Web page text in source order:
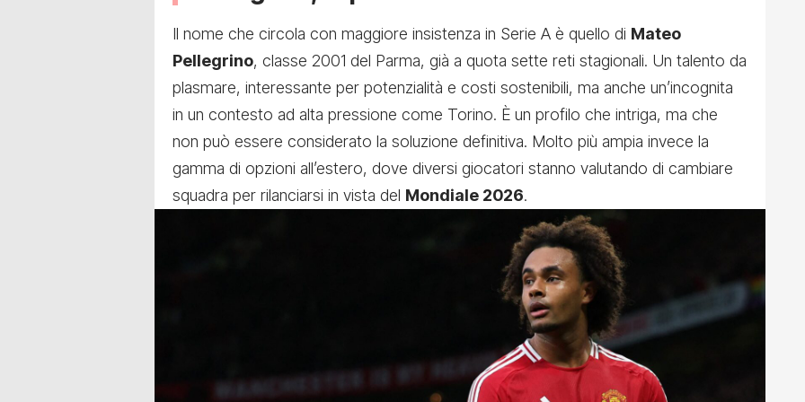
Il nome che circola con maggiore insistenza in Serie A è quello di Mateo
Pellegrino, classe 2001 del Parma, già a quota sette reti stagionali. Un talento da
plasmare, interessante per potenzialità e costi sostenibili, ma anche un’incognita
in un contesto ad alta pressione come Torino. È un profilo che intriga, ma che
non può essere considerato la soluzione definitiva. Molto più ampia invece la
gamma di opzioni all’estero, dove diversi giocatori stanno valutando di cambiare
squadra per rilanciarsi in vista del Mondiale 2026.